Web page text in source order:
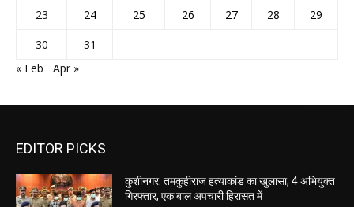
23
24 25 26 27 28
29
30
31
« Feb
Apr »
EDITOR PICKS
कुशीनगर: तमकुहीराज हत्याकांड का खुलासा, 4 अभियुक्त
गिरफ्तार, एक बाल अपचारी हिरासत में